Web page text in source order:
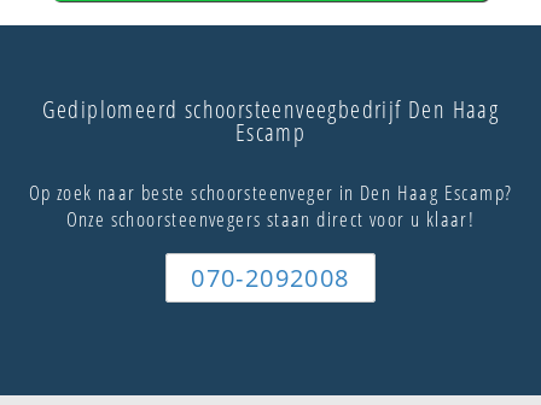
Gediplomeerd schoorsteenveegbedrijf Den Haag
Escamp
Op zoek naar beste schoorsteenveger in Den Haag Escamp?
Onze schoorsteenvegers staan direct voor u klaar!
070-2092008